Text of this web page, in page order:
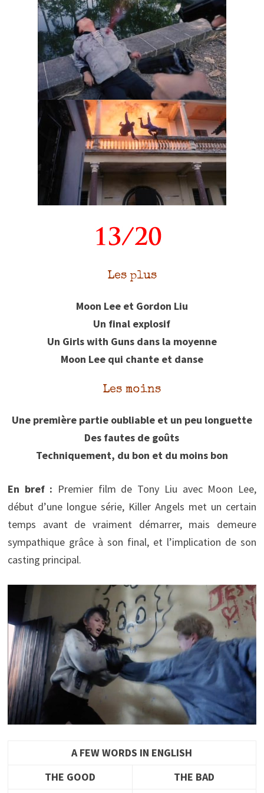
Les plus
Moon Lee et Gordon Liu
Un final explosif
Un Girls with Guns dans la moyenne
Moon Lee qui chante et danse
Les moins
Une première partie oubliable et un peu longuette
Des fautes de goûts
Techniquement, du bon et du moins bon
En bref : Premier film de Tony Liu avec Moon Lee,
début d’une longue série, Killer Angels met un certain
temps avant de vraiment démarrer, mais demeure
sympathique grâce à son final, et l’implication de son
casting principal.
A FEW WORDS IN ENGLISH
THE GOOD
THE BAD